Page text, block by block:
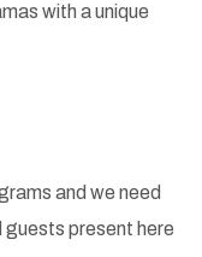
with a unique
and we need
guests present here